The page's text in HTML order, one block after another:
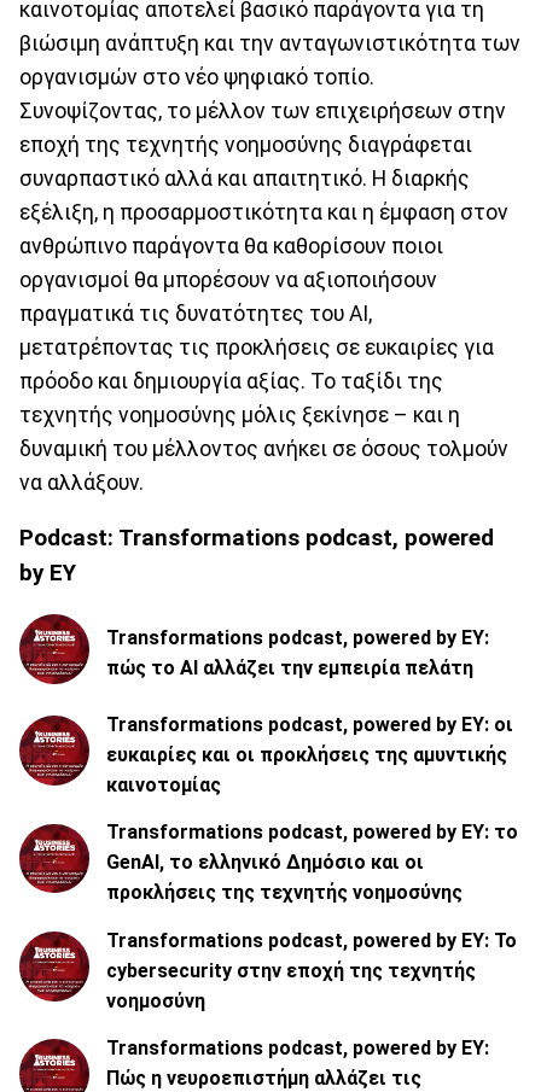
καινοτομίας αποτελεί βασικό παράγοντα για τη
βιώσιμη ανάπτυξη και την ανταγωνιστικότητα των
οργανισμών στο νέο ψηφιακό τοπίο.
Συνοψίζοντας, το μέλλον των επιχειρήσεων στην
εποχή της τεχνητής νοημοσύνης διαγράφεται
συναρπαστικό αλλά και απαιτητικό. Η διαρκής
εξέλιξη, η προσαρμοστικότητα και η έμφαση στον
ανθρώπινο παράγοντα θα καθορίσουν ποιοι
οργανισμοί θα μπορέσουν να αξιοποιήσουν
πραγματικά τις δυνατότητες του AI,
μετατρέποντας τις προκλήσεις σε ευκαιρίες για
πρόοδο και δημιουργία αξίας. Το ταξίδι της
τεχνητής νοημοσύνης μόλις ξεκίνησε – και η
δυναμική του μέλλοντος ανήκει σε όσους τολμούν
να αλλάξουν.
Podcast: Transformations podcast, powered
by EY
Transformations podcast, powered by EY:
πώς το ΑΙ αλλάζει την εμπειρία πελάτη
Transformations podcast, powered by EY: οι
ευκαιρίες και οι προκλήσεις της αμυντικής
καινοτομίας
Transformations podcast, powered by EY: το
GenAI, το ελληνικό Δημόσιο και οι
προκλήσεις της τεχνητής νοημοσύνης
Transformations podcast, powered by EY: Το
cybersecurity στην εποχή της τεχνητής
νοημοσύνη
Transformations podcast, powered by EY:
Πώς η νευροεπιστήμη αλλάζει τις